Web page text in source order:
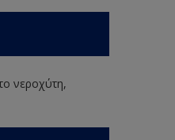
νεροχύτη,